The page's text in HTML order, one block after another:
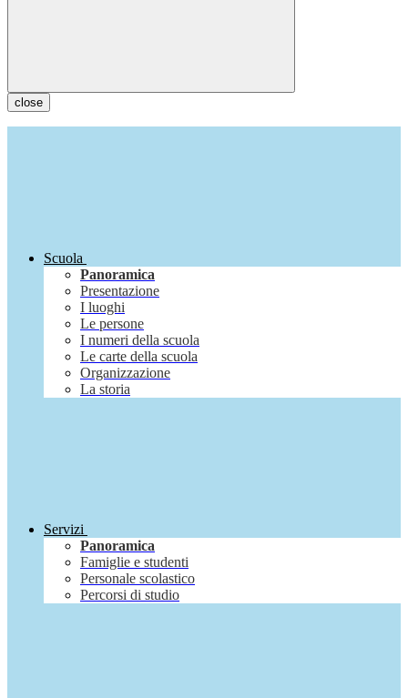
close
Scuola
Panoramica
Presentazione
I luoghi
Le persone
I numeri della scuola
Le carte della scuola
Organizzazione
La storia
Servizi
Panoramica
Famiglie e studenti
Personale scolastico
Percorsi di studio